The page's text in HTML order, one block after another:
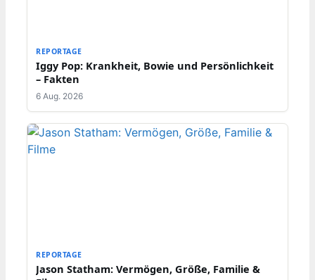
REPORTAGE
Iggy Pop: Krankheit, Bowie und Persönlichkeit
– Fakten
6 Aug. 2026
REPORTAGE
Jason Statham: Vermögen, Größe, Familie &